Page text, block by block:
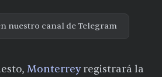
nuestro canal de Telegram
Monterreyregistrará la